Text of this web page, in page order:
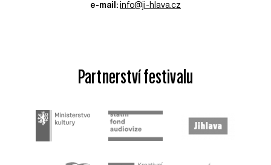
e-mail: info@ji-hlava.cz
Partnerství festivalu